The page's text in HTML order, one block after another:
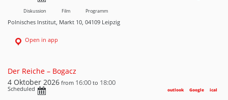
Diskussion Film Programm
Polnisches Institut, Markt 10, 04109 Leipzig
Open in app
Der Reiche – Bogacz
4 Oktober 2026 from 16:00 to 18:00
Scheduled ical
Google
outlook